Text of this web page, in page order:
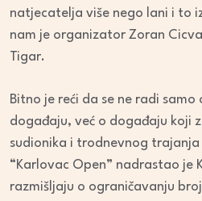
natjecatelja više nego lani i to
nam je organizator Zoran
Tigar.
Bitno je reći da se ne radi
događaju, već o događaju koji
sudionika i trodnevnog
“Karlovac Open” nadrastao je
razmišljaju o ograničavanju